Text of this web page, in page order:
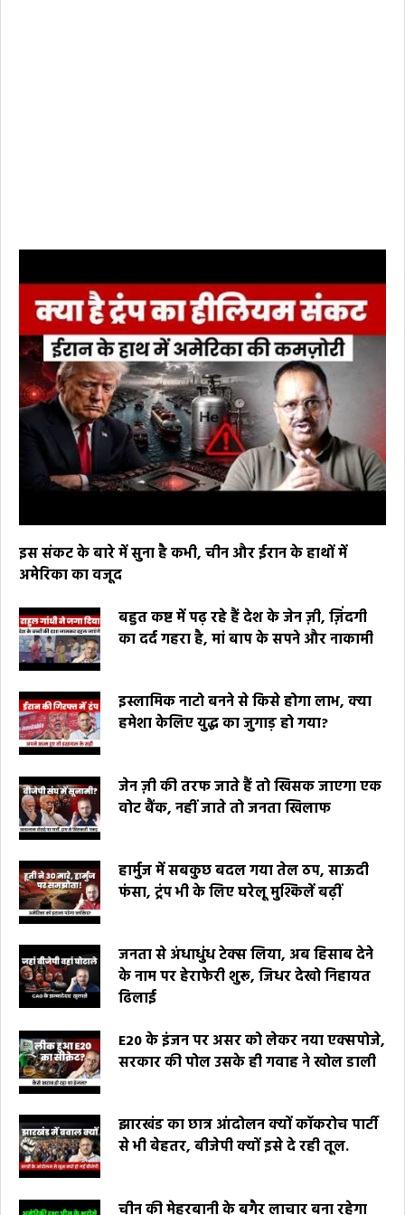
इस संकट के बारे में सुना है कभी, चीन और ईरान के हाथों में
अमेरिका का वजूद
बहुत कष्ट में पढ़ रहे हैं देश के जेन ज़ी, ज़िंदगी
का दर्द गहरा है, मां बाप के सपने और नाकामी
इस्लामिक नाटो बनने से किसे होगा लाभ, क्या
हमेशा केलिए युद्ध का जुगाड़ हो गया?
जेन ज़ी की तरफ जाते हैं तो खिसक जाएगा एक
वोट बैंक, नहीं जाते तो जनता खिलाफ
हार्मुज में सबकुछ बदल गया तेल ठप, साऊदी
फंसा, ट्रंप भी के लिए घरेलू मुश्किलें बढ़ीं
जनता से अंधाधुंध टेक्स लिया, अब हिसाब देने
के नाम पर हेराफेरी शुरू, जिधर देखो निहायत
ढिलाई
E20 के इंजन पर असर को लेकर नया एक्सपोजे,
सरकार की पोल उसके ही गवाह ने खोल डाली
झारखंड का छात्र आंदोलन क्यों कॉकरोच पार्टी
से भी बेहतर, बीजेपी क्यों इसे दे रही तूल.
चीन की मेहरबानी के बगैर लाचार बना रहेगा